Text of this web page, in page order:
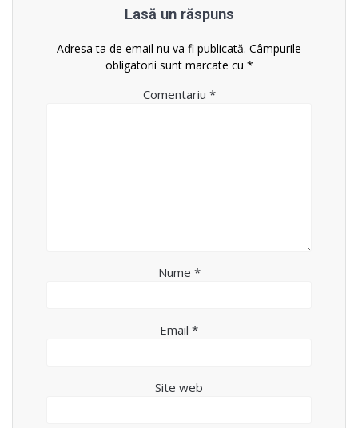
Lasă un răspuns
Adresa ta de email nu va fi publicată. Câmpurile
obligatorii sunt marcate cu *
Comentariu *
Nume *
Email *
Site web